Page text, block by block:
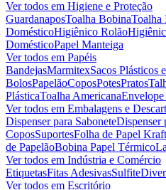
Ver todos em Higiene e Proteção
GuardanaposToalha BobinaToalha
DomésticoHigiênico Rolão
DomésticoPapel Manteiga
Ver todos em Papéis
BandejasMarmitexSacos Plásticos
BolosPapelãoCoposPotesPratos
PlásticaToalha AmericanaEnvelope
Ver todos em Embalagens e
Dispenser para SaboneteDispenser
CoposSuportesFolha de Papel Kraft
de PapelãoBobina Papel Térmico
Ver todos em Indústria e Comércio
EtiquetasFitas AdesivasSulfite
Ver todos em Escritório